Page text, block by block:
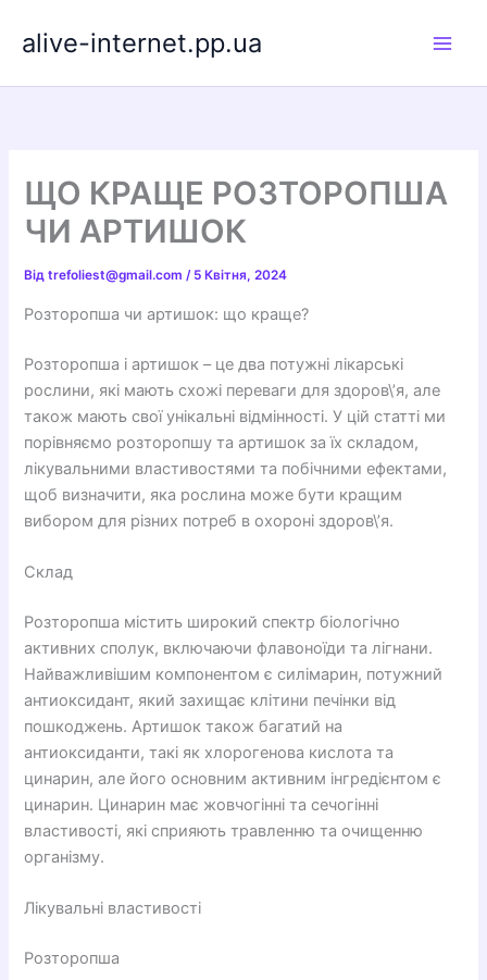
alive-internet.pp.ua
ЩО КРАЩЕ РОЗТОРОПША
ЧИ АРТИШОК
Відtrefoliest@gmail.com/ 5 Квітня, 2024
Розторопша чи артишок: що краще?
Розторопша і артишок – це два потужні лікарські
рослини, які мають схожі переваги для здоров\’я, але
також мають свої унікальні відмінності. У цій статті ми
порівняємо розторопшу та артишок за їх складом,
лікувальними властивостями та побічними ефектами,
щоб визначити, яка рослина може бути кращим
вибором для різних потреб в охороні здоров\’я.
Склад
Розторопша містить широкий спектр біологічно
активних сполук, включаючи флавоноїди та лігнани.
Найважливішим компонентом є силімарин, потужний
антиоксидант, який захищає клітини печінки від
пошкоджень. Артишок також багатий на
антиоксиданти, такі як хлорогенова кислота та
цинарин, але його основним активним інгредієнтом є
цинарин. Цинарин має жовчогінні та сечогінні
властивості, які сприяють травленню та очищенню
організму.
Лікувальні властивості
Розторопша